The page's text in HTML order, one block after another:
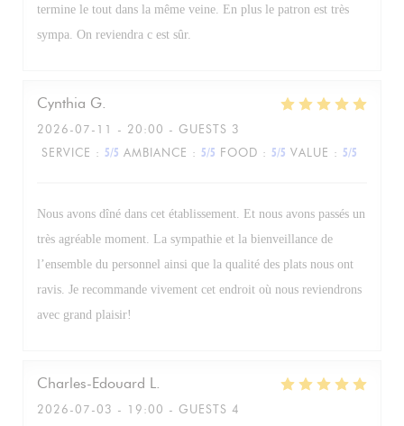
termine le tout dans la même veine. En plus le patron est très
sympa. On reviendra c est sûr.
Cynthia G
2026-07-11
- 20:00 - GUESTS 3
SERVICE : 5/5 AMBIANCE : 5/5 FOOD : 5/5 VALUE : 5/5
Nous avons dîné dans cet établissement. Et nous avons passés un
très agréable moment. La sympathie et la bienveillance de
l’ensemble du personnel ainsi que la qualité des plats nous ont
ravis. Je recommande vivement cet endroit où nous reviendrons
avec grand plaisir!
Charles-Edouard L
2026-07-03 - 19:00 - GUESTS 4